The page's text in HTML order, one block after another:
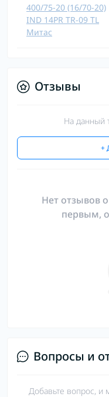
400/75-20 (16/70-20)
IND 14PR TR-09 TL
Mитас
Отзывы
На данный
+
Нет отзывов
первым,
Вопросы и
Добавьте вопрос,